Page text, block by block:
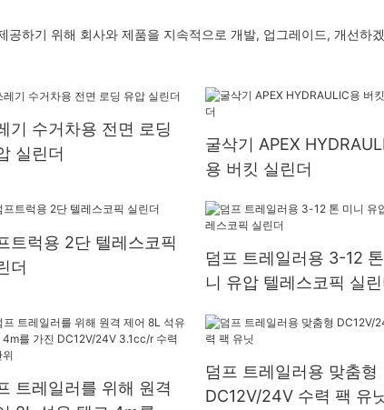
하기 위해 회사와 제품을 지속적으로 개발, 업그레이드, 개선하
기 수거차용 전면 로딩
실린더
굴삭기 APEX
용 버킷 실린더
트럭용 2단 텔레스코픽
더
덤프 트레일러용 3-12
니 유압 텔레스코픽 실린
트레일러를 위해 원격
덤프 트레일러용 맞춤형
DC12V/24V 수력 팩 유